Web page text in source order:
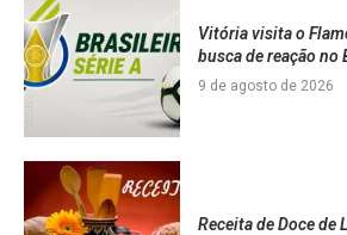
Vitória visita o
busca de reação no
9 de agosto de 2026
Receita de Doce de